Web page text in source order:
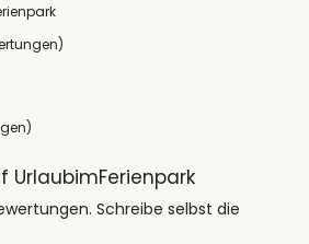
UrlaubimFerienpark
Schreibe selbst die